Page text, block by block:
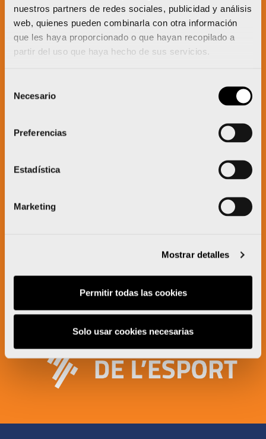
nuestros partners de redes sociales, publicidad y análisis
web, quienes pueden combinarla con otra información
que les haya proporcionado o que hayan recopilado a
partir del uso que haya hecho de sus servicios.
Necesario
Preferencias
Estadística
Marketing
Mostrar detalles
Permitir todas las cookies
Solo usar cookies necesarias